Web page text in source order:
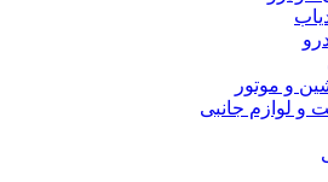
و موتور
و لوازم جانبی